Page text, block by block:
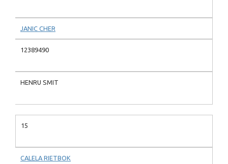
JANIC CHER
12389490
HENRU SMIT
15
CALELA RIETBOK